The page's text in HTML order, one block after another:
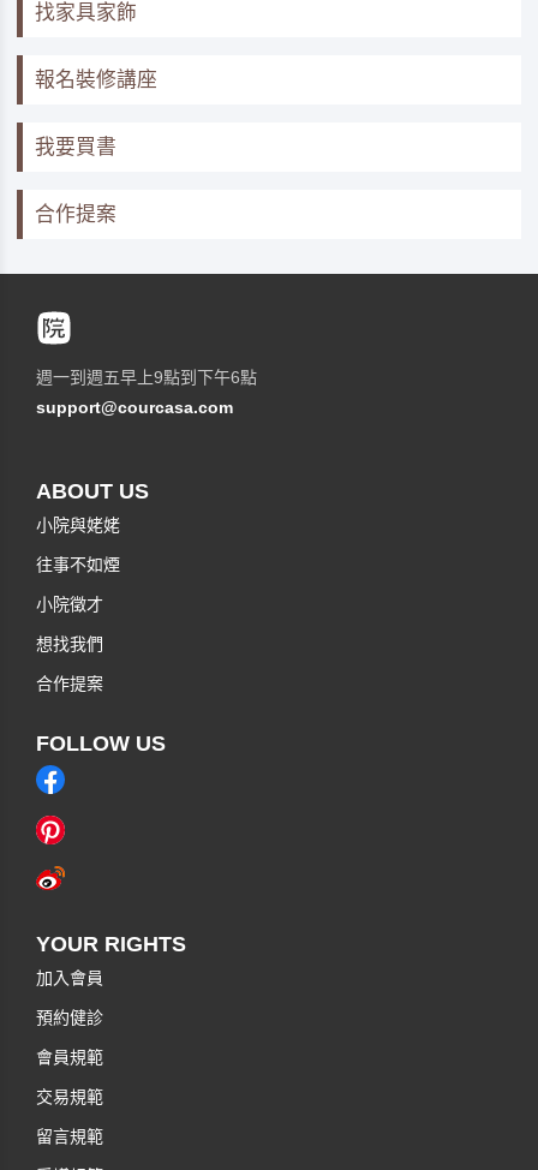
找家具家飾
報名裝修講座
我要買書
合作提案
週一到週五早上9點到下午6點
support@courcasa.com
ABOUT US
小院與姥姥
往事不如煙
小院徵才
想找我們
合作提案
FOLLOW US
YOUR RIGHTS
加入會員
預約健診
會員規範
交易規範
留言規範